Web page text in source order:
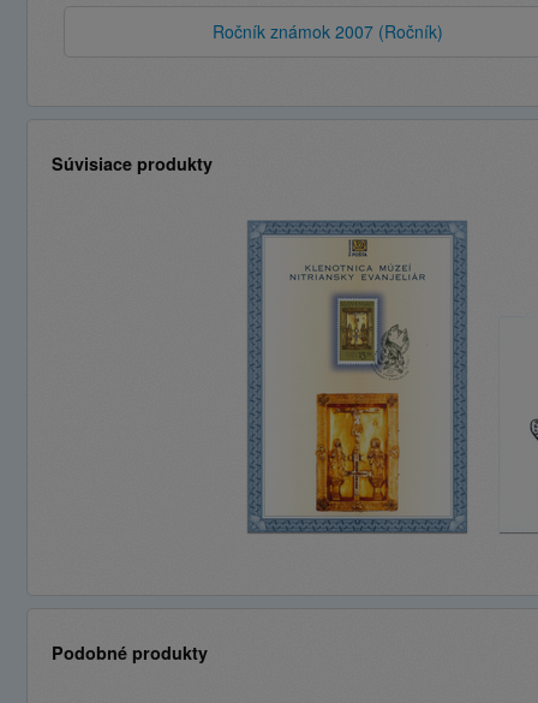
Ročník známok 2007 (Ročník)
Súvisiace produkty
Podobné produkty